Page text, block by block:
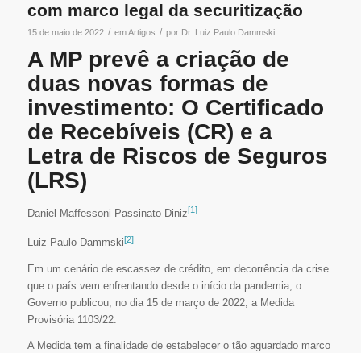
com marco legal da securitização
15 de maio de 2022 / emArtigos / por Dr. Luiz Paulo Dammski
A MP prevê a criação de
duas novas formas de
investimento: O Certificado
de Recebíveis (CR) e a
Letra de Riscos de Seguros
(LRS)
Daniel Maffessoni Passinato Diniz[1]
Luiz Paulo Dammski[2]
Em um cenário de escassez de crédito, em decorrência da crise
que o país vem enfrentando desde o início da pandemia, o
Governo publicou, no dia 15 de março de 2022, a Medida
Provisória 1103/22.
A Medida tem a finalidade de estabelecer o tão aguardado marco